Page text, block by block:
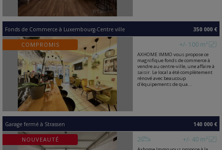
Fonds de Commerce à Luxembourg-Centre ville 350 000 €
COMPROMIS +/- 100 m²
AXHOME IMMO vous propose ce
magnifique fonds de commerce à
vendre au centre-ville, une affaire à
saisir. Le local a été complètement
rénové avec beaucoup
d'équipements de qua...
Garage fermé à Strassen 140 000 €
NOUVEAUTÉ +/- 40 m²
2